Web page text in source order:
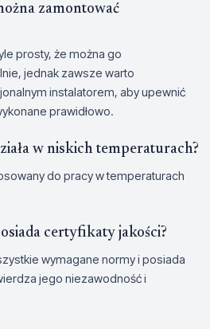
zamontować
prosty, że można go
jednak zawsze warto
instalatorem, aby upewnić
prawidłowo.
w niskich temperaturach?
do pracy w temperaturach
certyfikaty jakości?
wymagane normy i posiada
jego niezawodność i